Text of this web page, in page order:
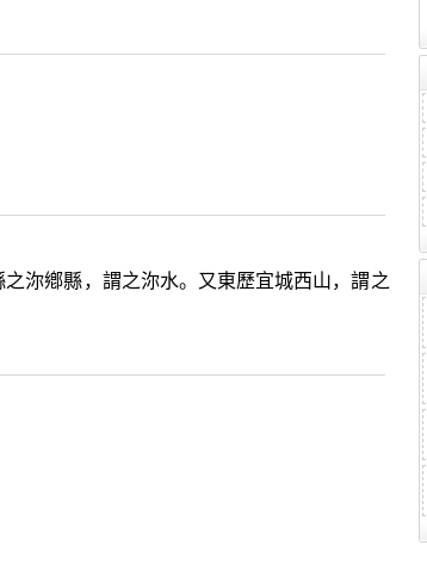
沵鄕縣，謂之沵水。又東歷宜城西山，謂之